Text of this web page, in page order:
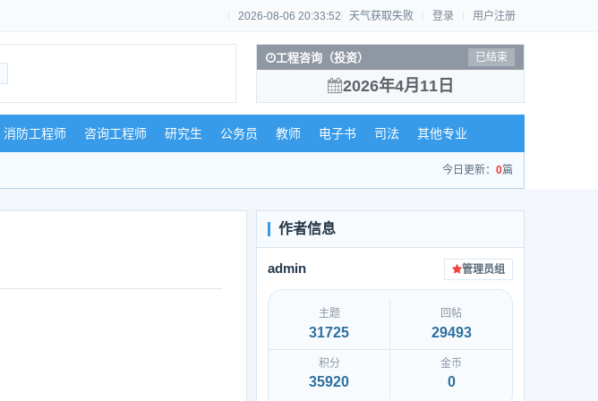
2026-08-06 20:33:53 天气获取失败 登录 用户注册
工程咨询（投资） 已结束
2026年4月11日
消防工程师 咨询工程师 研究生 公务员 教师 电子书 司法 其他专业
今日更新： 0篇
admin 管理员组
主题
31725
回帖
29493
积分
35920
金币
0